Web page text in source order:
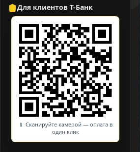
Для клиентов Т-Банк
📱 Сканируйте камерой — оплата в
один клик